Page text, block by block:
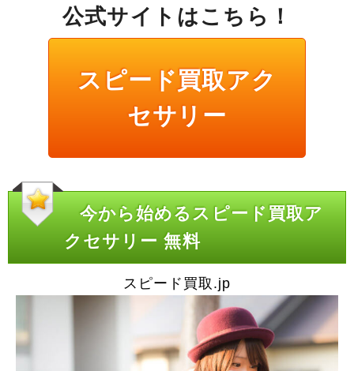
公式サイトはこちら！
スピード買取アク
セサリー
今から始めるスピード買取ア
クセサリー 無料
スピード買取.jp